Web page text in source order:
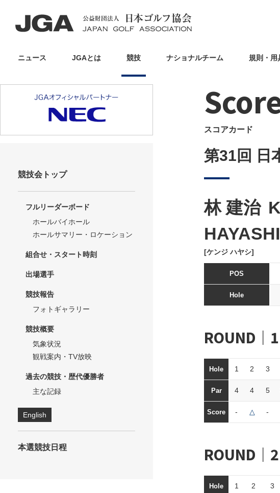
ニュース JGAとは 競技 ナショナルチーム 規則・用
スコアカード
第31回 日
林 建治
HAYASHI
[ケンジ ハヤシ]
POS
Hole
ROUND｜1
Hole 1 2 3
Par 4 4 5
Score - △ -
ROUND｜2
Hole 1 2 3
競技会トップ
フルリーダーボード
ホールバイホール
ホールサマリー・ロケーション
組合せ・スタート時刻
出場選手
競技報告
フォトギャラリー
競技概要
気象状況
観戦案内・TV放映
過去の競技・歴代優勝者
主な記録
English
本選競技日程